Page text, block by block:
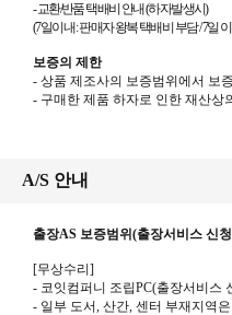
-교환/반품 택배비 안내(하자발생시)
(7일이내:판매자 왕복 택배비 부담 /7일
보증의 제한
- 상품 제조사의 보증범위에서 보
- 구매한 제품 하자로 인한 재산상
A/S 안내
출장AS 보증범위(출장서비스 신
[무상수리 ]
- 코잇컴퍼니 조립PC(출장서비스
- 일부 도서, 산간, 센터 부재지역